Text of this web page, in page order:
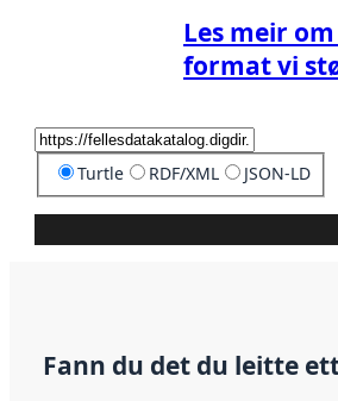
Les meir
format vi
Turtle RDF/XML JSON-LD
Fann du det du leitte